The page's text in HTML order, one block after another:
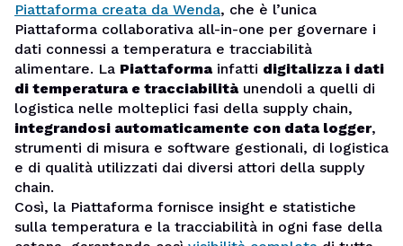
Piattaforma creata da Wenda, che è l’unica
Piattaforma collaborativa all-in-one per governare i
dati connessi a temperatura e tracciabilità
alimentare. La Piattaformainfatti digitalizza i dati
di temperatura e tracciabilitàunendoli a quelli di
logistica nelle molteplici fasi della supply chain,
integrandosi automaticamente con data logger,
strumenti di misura e software gestionali, di logistica
e di qualità utilizzati dai diversi attori della supply
chain.
Così, la Piattaforma fornisce insight e statistiche
sulla temperatura e la tracciabilità in ogni fase della